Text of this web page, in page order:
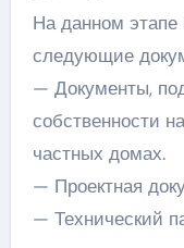
На данном этапе
следующие
— Документы,
собственности
частных домах.
— Проектная
— Технический